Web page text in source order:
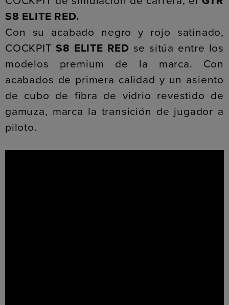
S8 ELITE RED.
Con su acabado negro y rojo satinado,
COCKPITS8 ELITE RED se sitúa entre los
modelos premium de la marca. Con
acabados de primera calidad y un asiento
de cubo de fibra de vidrio revestido de
gamuza, marca la transición de jugador a
piloto.